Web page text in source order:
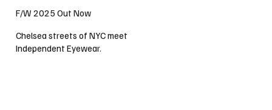
F/W 2025 Out Now
Chelsea streets of NYC meet
Independent Eyewear.